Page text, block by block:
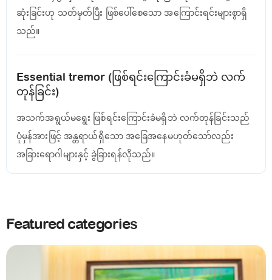
Featured categories
ဆုံးခြင်းဟု သတ်မှတ်ပြီး ဖြစ်ပေါ်စေသော အကြောင်းရင်းများစွာရှိ
သည်။
Essential tremor (ဖြစ်ရင်းကြောင်းခံမရှိဘဲ လက်
တုန်ခြင်း)
အသက်အရွယ်မရွေး ဖြစ်ရင်းကြောင်းခံမရှိဘဲ လက်တုန်ခြင်းသည်
ပုံမှန်အားဖြင့် အန္တရာယ်ရှိသော အခြေအနေမဟုတ်သော်လည်း
အခြားရောဂါများနှင့် ခွဲခြားရန်လိုသည်။